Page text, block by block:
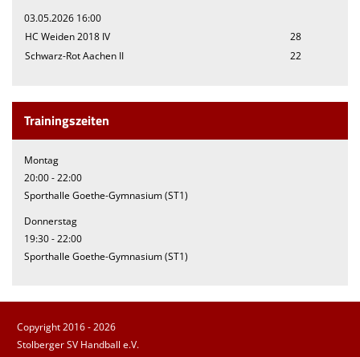
03.05.2026 16:00
HC Weiden 2018 IV
28
Schwarz-Rot Aachen II
22
Trainingszeiten
Montag
20:00 - 22:00
Sporthalle Goethe-Gymnasium (ST1)
Donnerstag
19:30 - 22:00
Sporthalle Goethe-Gymnasium (ST1)
Copyright 2016 - 2026
Stolberger SV Handball e.V.